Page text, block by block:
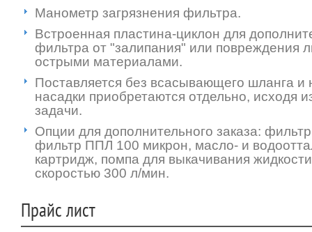
Манометр загрязнения фильтра.
Встроенная пластина-циклон для
фильтра от "залипания" или повреждения
острыми материалами.
Поставляется без всасывающего шланга и
насадки приобретаются отдельно, исходя
задачи.
Опции для дополнительного заказа:
фильтр ППЛ 100 микрон, масло- и
картридж, помпа для выкачивания
скоростью 300 л/мин.
Прайс лист